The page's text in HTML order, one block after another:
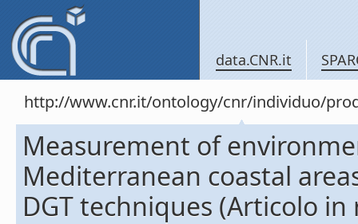
data.CNR.it
http://www.cnr.it/ontology/cnr/individuo/
Measurement of
Mediterranean coastal
DGT techniques (Articolo in